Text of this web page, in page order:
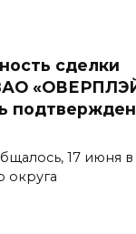
сделки
17 июня
округа